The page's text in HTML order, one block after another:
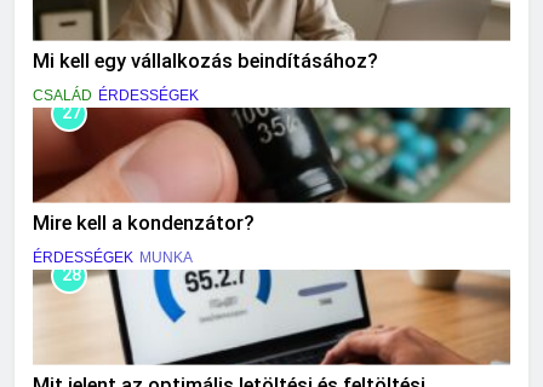
Mi kell egy vállalkozás beindításához?
CSALÁD ÉRDESSÉGEK
27
Mire kell a kondenzátor?
ÉRDESSÉGEK MUNKA
28